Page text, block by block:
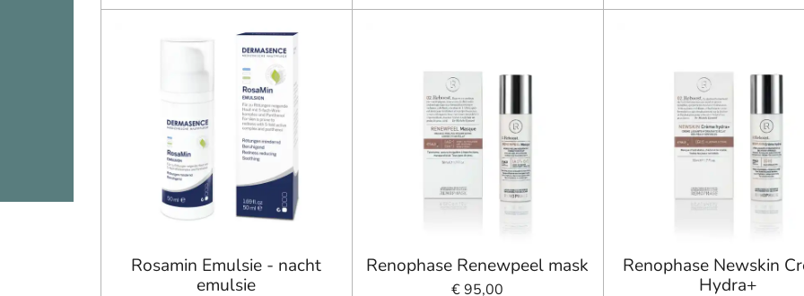
Rosamin Emulsie - nacht
emulsie
Renophase Renewpeel mask
€ 95,00
Renophase Newskin
Hydra+